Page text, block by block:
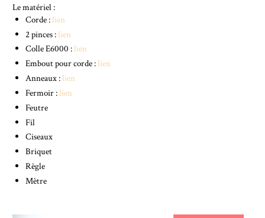
Le matériel :
Corde :lien
2 pinces :lien
Colle E6000 :lien
Embout pour corde :lien
Anneaux :lien
Fermoir :lien
Feutre
Fil
Ciseaux
Briquet
Règle
Mètre